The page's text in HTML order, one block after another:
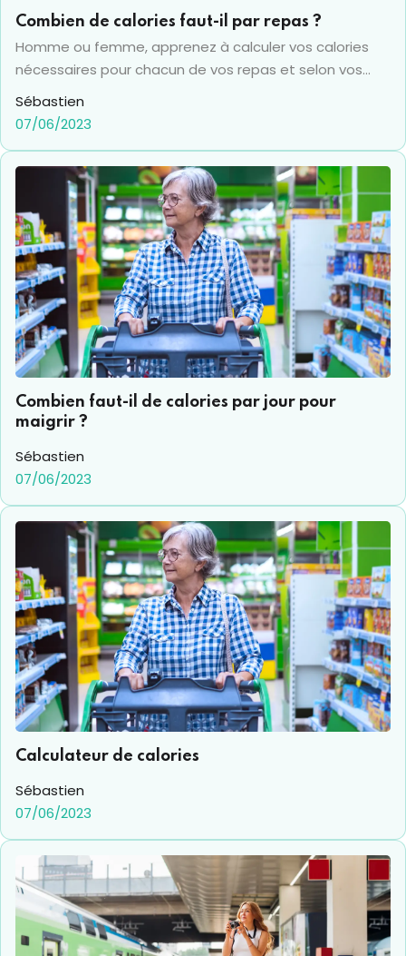
Combien de calories faut-il par repas ?
Homme ou femme, apprenez à calculer vos calories
nécessaires pour chacun de vos repas et selon vos
objectifs (santé, perte de poids ou sportif), grâce à
des conseils en apports nutritionnels pour un équilibre
alimentaire.
Sébastien
07/06/2023
Combien faut-il de calories par jour pour
maigrir ?
Sébastien
07/06/2023
Calculateur de calories
Sébastien
07/06/2023